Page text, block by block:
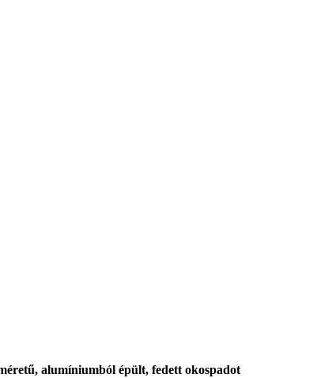
alumíniumból épült, fedett okospadot